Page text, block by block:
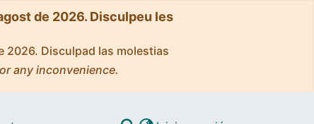
de 2026. Disculpeu les
2026. Disculpad las molestias
any inconvenience.